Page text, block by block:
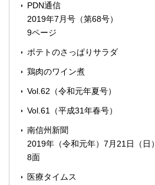
PDN通信
2019年7月号（第68号）
9ページ
ポテトのさっぱりサラダ
鶏肉のワイン煮
Vol.62（令和元年夏号）
Vol.61（平成31年春号）
南信州新聞
2019年（令和元年）7月21日（日）
8面
医療タイムス